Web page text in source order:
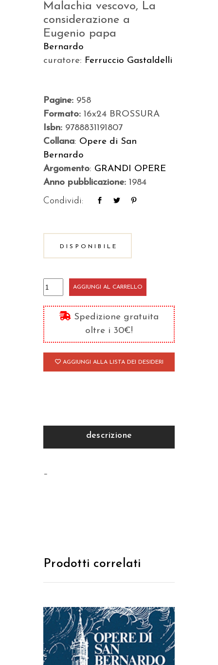
Malachia vescovo, La
considerazione a
Eugenio papa
Bernardo
curatore: Ferruccio Gastaldelli
Pagine: 958
Formato: 16x24 BROSSURA
Isbn: 9788831191807
Collana: Opere di San
Bernardo
Argomento: GRANDI OPERE
Anno pubblicazione: 1984
Condividi:
DISPONIBILE
Trattati
quantità
AGGIUNGI AL CARRELLO
Spedizione gratuita
oltre i 30€!
AGGIUNGI ALLA LISTA DEI DESIDERI
descrizione
–
Prodotti correlati